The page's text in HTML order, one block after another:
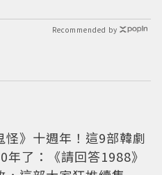
Recommended by
怪》十週年！這9部韓劇
年了：《請回答1988》